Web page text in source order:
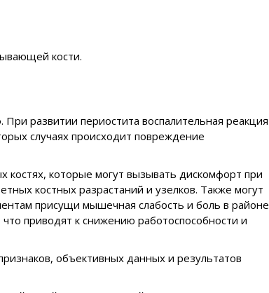
кости.
развитии периостита воспалительная реакция
случаях происходит повреждение
которые могут вызывать дискомфорт при
костных разрастаний и узелков. Также могут
присущи мышечная слабость и боль в районе
приводят к снижению работоспособности и
объективных данных и результатов